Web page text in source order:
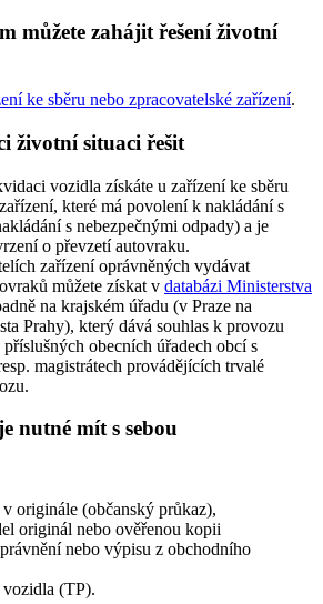
můžete zahájit řešení životní
ke sběru nebo zpracovatelské zařízení.
životní situaci řešit
vozidla získáte u zařízení ke sběru
které má povolení k nakládání s
s nebezpečnými odpady) a je
o převzetí autovraku.
zařízení oprávněných vydávat
můžete získat v databázi Ministerstva
na krajském úřadu (v Praze na
Prahy), který dává souhlas k provozu
obecních úřadech obcí s
magistrátech provádějících trvalé
nutné mít s sebou
originále (občanský průkaz),
originál nebo ověřenou kopii
nebo výpisu z obchodního
(TP).